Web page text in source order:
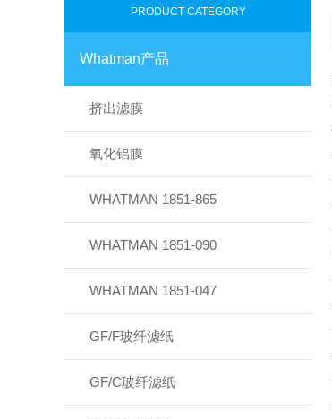
PRODUCT CATEGORY
Whatman产品
挤出滤膜
氧化铝膜
WHATMAN 1851-865
WHATMAN 1851-090
WHATMAN 1851-047
GF/F玻纤滤纸
GF/C玻纤滤纸